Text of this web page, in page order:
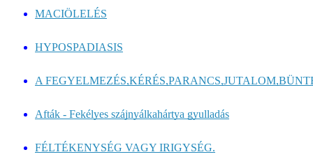
MACIÖLELÉS
HYPOSPADIASIS
A
Afták - Fekélyes szájnyálkahártya gyulladás
FÉLTÉKENYSÉG VAGY IRIGYSÉG.